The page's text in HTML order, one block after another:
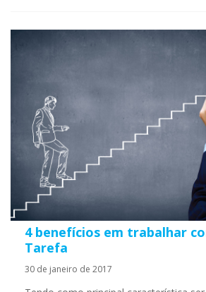
4 benefícios em trabalhar
Tarefa
30 de janeiro de 2017